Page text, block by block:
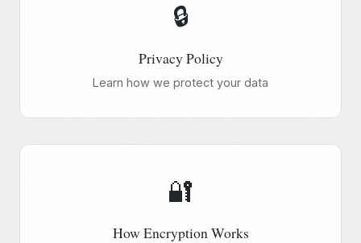
🔒
Privacy Policy
Learn how we protect your data
🔐
How Encryption Works